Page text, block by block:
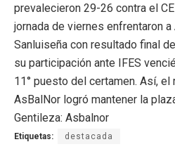
prevalecieron 29-26 contra el
jornada de viernes enfrentaron
Sanluiseña con resultado final
su participación ante IFES
11° puesto del certamen. Así,
AsBalNor logró mantener la
Gentileza: Asbalnor
Etiquetas: destacada